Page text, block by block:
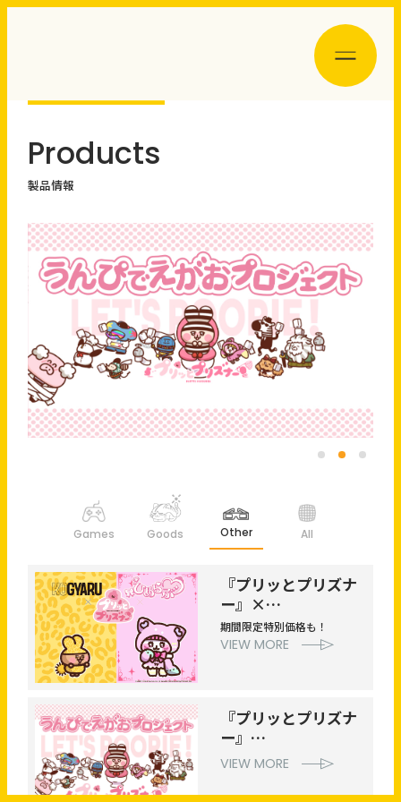
＞
＞
＞
＞
Jp En
Products
製品情報
Games Goods Other All
『プリッとプリズナ
ー』×
「KOGYARU」「ひ
めらぶ」
期間限定特別価格も！
VIEW MORE
『プリッとプリズナ
ー』
うんぴでえがおプロ
VIEW MORE